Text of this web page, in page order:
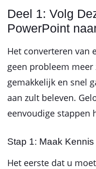
Deel 1: Volg
PowerPoint
Het converteren van
geen probleem meer
gemakkelijk en snel
aan zult beleven.
eenvoudige stappen
Stap 1: Maak
Het eerste dat u